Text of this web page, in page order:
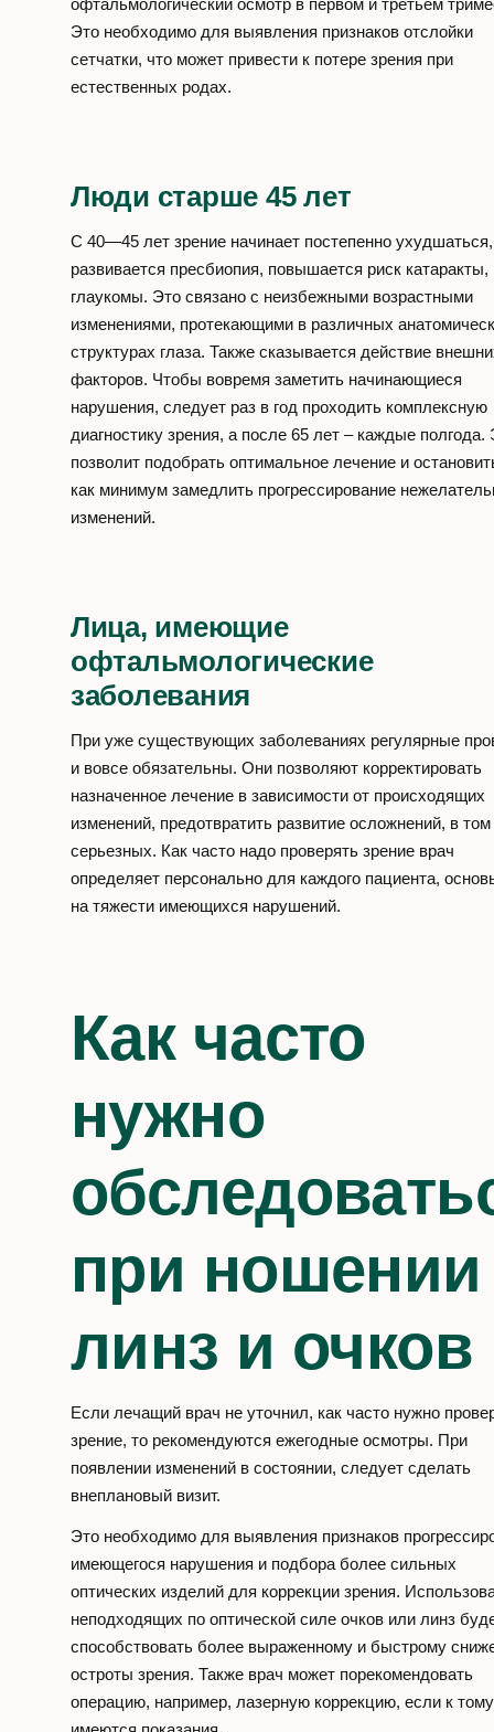
офтальмологический осмотр в первом и третьем
Это необходимо для выявления признаков отслойки
сетчатки, что может привести к потере зрения при
естественных родах.
Люди старше 45 лет
С 40—45 лет зрение начинает постепенно ухудшаться,
развивается пресбиопия, повышается риск катаракты,
глаукомы. Это связано с неизбежными возрастными
изменениями, протекающими в различных
структурах глаза. Также сказывается действие
факторов. Чтобы вовремя заметить начинающиеся
нарушения, следует раз в год проходить комплексную
диагностику зрения, а после 65 лет – каждые полгода.
позволит подобрать оптимальное лечение и
как минимум замедлить прогрессирование
изменений.
Лица, имеющие
офтальмологические
заболевания
При уже существующих заболеваниях регулярные
и вовсе обязательны. Они позволяют корректировать
назначенное лечение в зависимости от происходящих
изменений, предотвратить развитие осложнений, в
серьезных. Как часто надо проверять зрение врач
определяет персонально для каждого пациента,
на тяжести имеющихся нарушений.
Как часто
нужно
при ношении
линз и очков
Если лечащий врач не уточнил, как часто нужно
зрение, то рекомендуются ежегодные осмотры. При
появлении изменений в состоянии, следует сделать
внеплановый визит.
Это необходимо для выявления признаков
имеющегося нарушения и подбора более сильных
оптических изделий для коррекции зрения.
неподходящих по оптической силе очков или линз
способствовать более выраженному и быстрому
остроты зрения. Также врач может порекомендовать
операцию, например, лазерную коррекцию, если к тому